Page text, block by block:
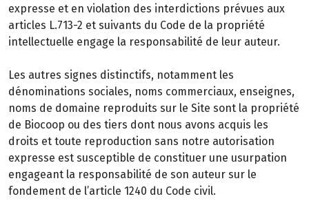
expresse et en violation des interdictions prévues aux
articles L.713-2 et suivants du Code de la propriété
intellectuelle engage la responsabilité de leur auteur.
Les autres signes distinctifs, notamment les
dénominations sociales, noms commerciaux, enseignes,
noms de domaine reproduits sur le Site sont la propriété
de Biocoop ou des tiers dont nous avons acquis les
droits et toute reproduction sans notre autorisation
expresse est susceptible de constituer une usurpation
engageant la responsabilité de son auteur sur le
fondement de l’article 1240 du Code civil.